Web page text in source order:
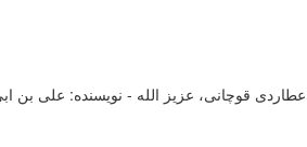
قوچانی، عزیز الله - نویسنده: علی بن